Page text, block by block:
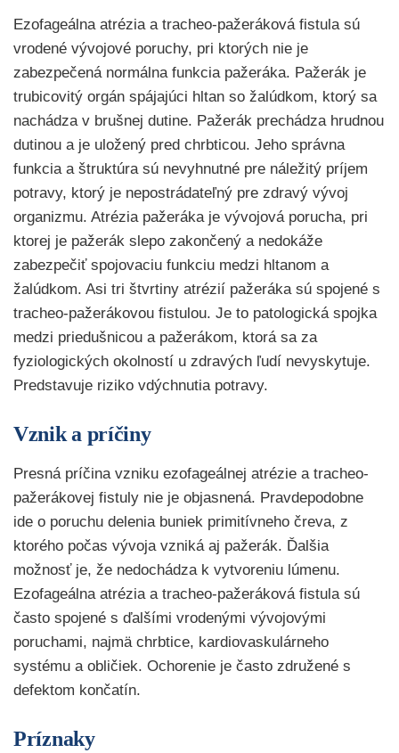
Ezofageálna atrézia a tracheo-pažeráková fistula sú
vrodené vývojové poruchy, pri ktorých nie je
zabezpečená normálna funkcia pažeráka. Pažerák je
trubicovitý orgán spájajúci hltan so žalúdkom, ktorý sa
nachádza v brušnej dutine. Pažerák prechádza hrudnou
dutinou a je uložený pred chrbticou. Jeho správna
funkcia a štruktúra sú nevyhnutné pre náležitý príjem
potravy, ktorý je nepostrádateľný pre zdravý vývoj
organizmu. Atrézia pažeráka je vývojová porucha, pri
ktorej je pažerák slepo zakončený a nedokáže
zabezpečiť spojovaciu funkciu medzi hltanom a
žalúdkom. Asi tri štvrtiny atrézií pažeráka sú spojené s
tracheo-pažerákovou fistulou. Je to patologická spojka
medzi priedušnicou a pažerákom, ktorá sa za
fyziologických okolností u zdravých ľudí nevyskytuje.
Predstavuje riziko vdýchnutia potravy.
Vznik a príčiny
Presná príčina vzniku ezofageálnej atrézie a tracheo-
pažerákovej fistuly nie je objasnená. Pravdepodobne
ide o poruchu delenia buniek primitívneho čreva, z
ktorého počas vývoja vzniká aj pažerák. Ďalšia
možnosť je, že nedochádza k vytvoreniu lúmenu.
Ezofageálna atrézia a tracheo-pažeráková fistula sú
často spojené s ďalšími vrodenými vývojovými
poruchami, najmä chrbtice, kardiovaskulárneho
systému a obličiek. Ochorenie je často združené s
defektom končatín.
Príznaky